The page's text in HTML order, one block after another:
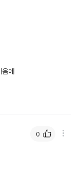
에
0